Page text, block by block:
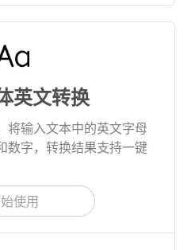
英文转换
将输入文本中的英文字母
数字，转换结果支持一键
使用